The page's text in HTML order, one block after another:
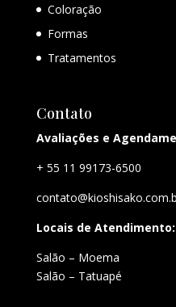
Coloração
Formas
Tratamentos
Contato
Avaliações e
+ 55 11 99173-6500
Locais de Atendimento:
Salão – Moema
Salão – Tatuapé